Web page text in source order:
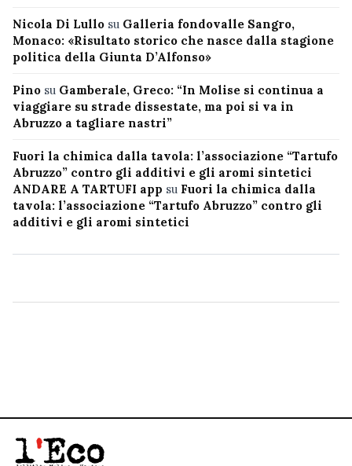
Nicola Di Lullo su Galleria fondovalle Sangro,
Monaco: «Risultato storico che nasce dalla stagione
politica della Giunta D’Alfonso»
Pino su Gamberale, Greco: “In Molise si continua a
viaggiare su strade dissestate, ma poi si va in
Abruzzo a tagliare nastri”
Fuori la chimica dalla tavola: l’associazione “Tartufo
Abruzzo” contro gli additivi e gli aromi sintetici
ANDARE A TARTUFI app su Fuori la chimica dalla
tavola: l’associazione “Tartufo Abruzzo” contro gli
additivi e gli aromi sintetici